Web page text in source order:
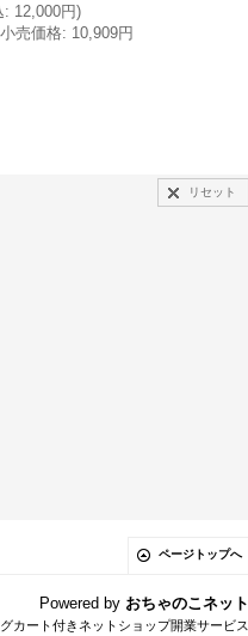
: 12,000円)
売価格: 10,909円
リセット
ページトップへ
Powered by おちゃのこネット
カート付きネットショップ開業サービス